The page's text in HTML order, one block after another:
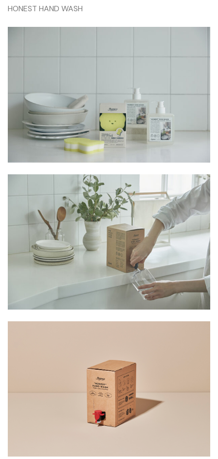
HONEST HAND WASH